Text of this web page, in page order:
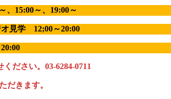
15:00～、19:00～
見学 12;00～20:00
ださい。03-6284-0711
だきます。